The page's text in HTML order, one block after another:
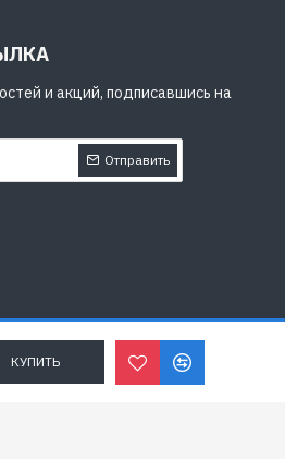
КУПИТЬ
и акций, подписавшись на
Отправить
и согласен с
персональных данных